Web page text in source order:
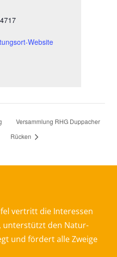
Website
Versammlung RHG Duppacher
Rücken
vertritt die Interessen
unterstützt den Natur-
und fördert alle Zweige